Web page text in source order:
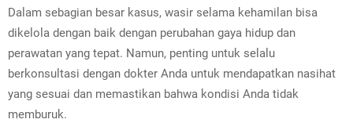
Dalam sebagian besar kasus, wasir selama kehamilan bisa
dikelola dengan baik dengan perubahan gaya hidup dan
perawatan yang tepat. Namun, penting untuk selalu
berkonsultasi dengan dokter Anda untuk mendapatkan nasihat
yang sesuai dan memastikan bahwa kondisi Anda tidak
memburuk.